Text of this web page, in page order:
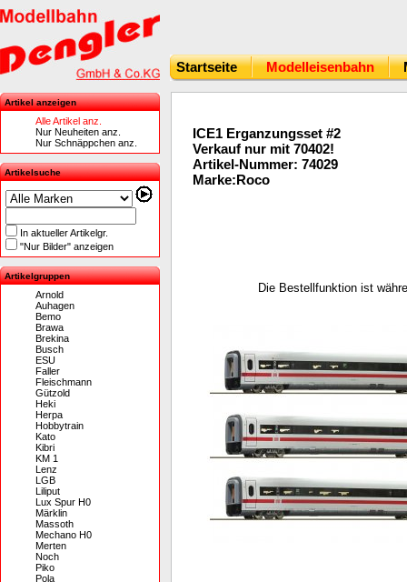
Startseite Modelleisenbahn
Artikel anzeigen
Alle Artikel anz.
Nur Neuheiten anz.
Nur Schnäppchen anz.
Artikelsuche
In aktueller Artikelgr.
"Nur Bilder" anzeigen
Artikelgruppen
Arnold
Auhagen
Bemo
Brawa
Brekina
Busch
ESU
Faller
Fleischmann
Gützold
Heki
Herpa
Hobbytrain
Kato
Kibri
KM 1
Lenz
LGB
Liliput
Lux Spur H0
Märklin
Massoth
Mechano H0
Merten
Noch
Piko
Pola
ICE1 Erganzungsset #2
Verkauf nur mit 70402!
Artikel-Nummer: 74029
Marke:Roco
Die Bestellfunktion ist